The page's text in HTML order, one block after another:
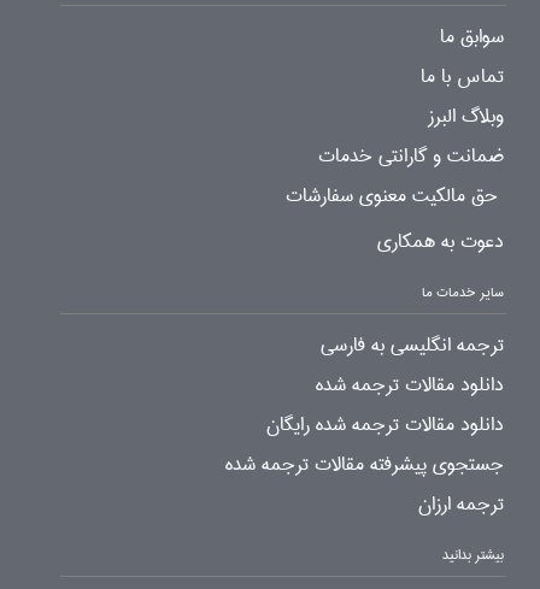
سوابق ما
تماس با ما
وبلاگ البرز
ضمانت و گارانتی خدمات
حق مالکیت معنوی سفارشات
دعوت به همکاری
سایر خدمات ما
ترجمه انگلیسی به فارسی
دانلود مقالات ترجمه شده
دانلود مقالات ترجمه شده رایگان
جستجوی پیشرفته مقالات ترجمه شده
ترجمه ارزان
بیشتر بدانید